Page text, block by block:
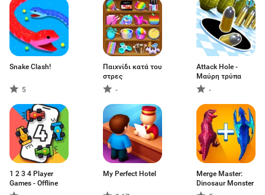
Snake Clash!
5
Παιχνίδι κατά του
στρες
-
Attack Hole -
Μαύρη τρύπα
-
1 2 3 4 Player
Games - Offline
My Perfect Hotel
Merge Master:
Dinosaur Monster